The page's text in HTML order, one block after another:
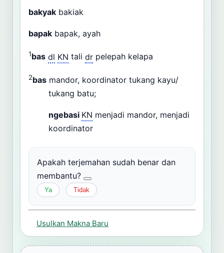
bakyak bakiak
bapak bapak, ayah
1bas dl KN tali dr pelepah kelapa
2bas mandor, koordinator tukang kayu/
tukang batu;
ngebasi KN menjadi mandor, menjadi
koordinator
Apakah terjemahan sudah benar dan
membantu?
Ya Tidak
Usulkan Makna Baru